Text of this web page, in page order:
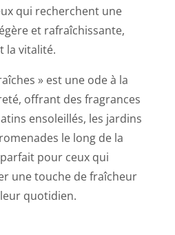
qui recherchent une
et rafraîchissante,
la vitalité.
» est une ode à la
offrant des fragrances
ensoleillés, les jardins
le long de la
pour ceux qui
une touche de fraîcheur
quotidien.